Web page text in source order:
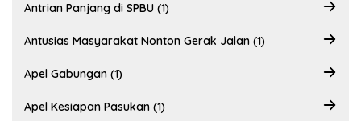
Antrian Panjang di SPBU (1)
Antusias Masyarakat Nonton Gerak Jalan (1)
Apel Gabungan (1)
Apel Kesiapan Pasukan (1)